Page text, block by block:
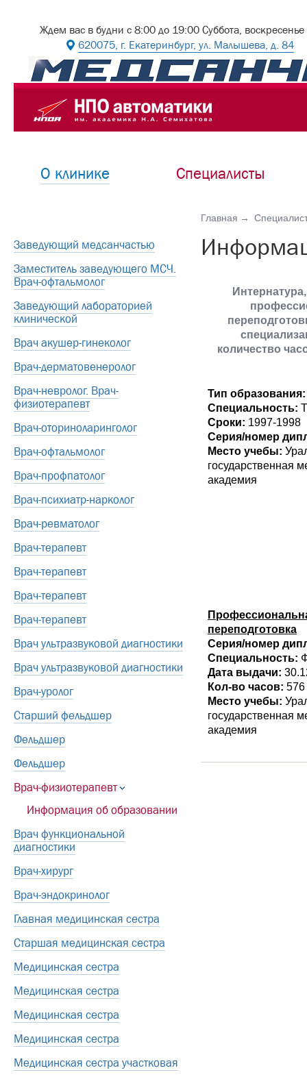
Ждем вас в будни с 8:00 до 19:00 Суббота,
620075, г. Екатеринбург, ул. Малышева, д. 84
О клинике Специалисты
Главная
количество
Тип образования:
Специальность:
Сроки: 1997-1998
Серия/номер
Место учебы:
государственная
академия
переподготовка
Серия/номер
Специальность:
Дата выдачи:
Кол-во часов: 576
Место учебы:
государственная
академия
Заведующий медсанчастью
Заместитель заведующего МСЧ.
Врач-офтальмолог
Заведующий лабораторией
клинической
Врач акушер-гинеколог
Врач-дерматовенеролог
Врач-невролог. Врач-
физиотерапевт
Врач-оториноларинголог
Врач-офтальмолог
Врач-профпатолог
Врач-психиатр-нарколог
Врач-ревматолог
Врач-терапевт
Врач-терапевт
Врач-терапевт
Врач-терапевт
Врач ультразвуковой диагностики
Врач ультразвуковой диагностики
Врач-уролог
Старший фельдшер
Фельдшер
Фельдшер
Врач-физиотерапевт
Информация об образовании
Врач функциональной
диагностики
Врач-хирург
Врач-эндокринолог
Главная медицинская сестра
Старшая медицинская сестра
Медицинская сестра
Медицинская сестра
Медицинская сестра
Медицинская сестра
Медицинская сестра участковая